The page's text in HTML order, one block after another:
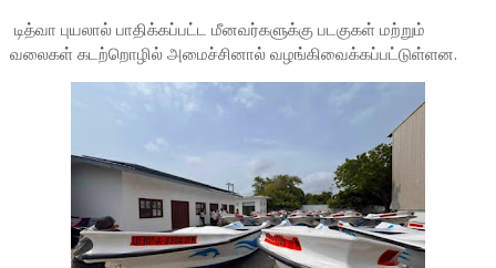
டித்வா புயலால் பாதிக்கப்பட்ட மீனவர்களுக்கு படகுகள் மற்றும்
வலைகள் கடற்றொழில் அமைச்சினால் வழங்கிவைக்கப்பட்டுள்ளன.